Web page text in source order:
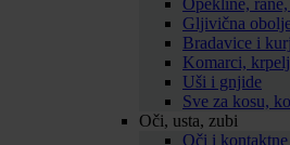
Opekline,
Gljivična
Bradavice i
Komarci,
Uši i gnjide
Sve za kosu,
Oči, usta, zubi
Oči i kontaktne